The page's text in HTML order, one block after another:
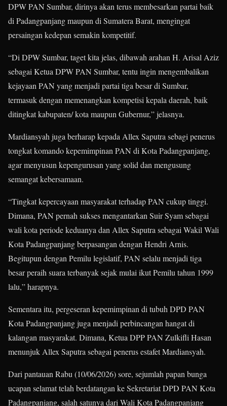
DPW PAN Sumbar, dirinya akan terus membesarkan partai baik
di Padangpanjang maupun di Sumatera Barat, mengingat
persaingan kedepan semakin kompetitif.
“Di DPW Sumbar, taget kita jelas, dibawah arahan H. Arisal Aziz
sebagai Ketua DPW PAN Sumbar, tentu ingin mengembalikan
kejayaan PAN yang menjadi partai tiga besar di Sumbar,
termasuk dengan memenangkan kompetisi kepala daerah, baik
ditingkat kabupaten/ kota maupun Gubernur,” jelasnya.
Mardiansyah juga berharap kepada Allex Saputra sebagi penerus
tongkat komando kepemimpinan PAN di Kota Padangpanjang,
agar menyusun kepengurusan yang solid dan mengusung
semangat kebersamaan.
“Tingkat kepercayaan masyarakat terhadap PAN cukup tinggi.
Dimana, PAN pernah sukses mengantarkan Suir Syam sebagai
wali kota periode keduanya dan Allex Saputra sebagai Wakil Wali
Kota Padangpanjang berpasangan dengan Hendri Arnis.
Begitupun dengan Pemilu legislatif, PAN selalu menjadi tiga
besar peraih suara terbanyak sejak mulai ikut Pemilu tahun 1999
lalu,” harapnya.
Sementara itu, pergeseran kepemimpinan di tubuh DPD PAN
Kota Padangpanjang juga menjadi perbincangan hangat di
kalangan masyarakat. Dimana, Ketua DPP PAN Zulkifli Hasan
menunjuk Allex Saputra sebagai penerus estafet Mardiansyah.
Dari pantauan Rabu (10/06/2026) sore, sejumlah papan bunga
ucapan selamat telah berdatangan ke Sekretariat DPD PAN Kota
Padangpanjang, salah satunya dari Wali Kota Padangpanjang